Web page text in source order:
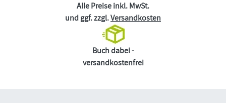
Alle Preise inkl. MwSt.
und ggf. zzgl.Versandkosten
Buch dabei -
versandkostenfrei